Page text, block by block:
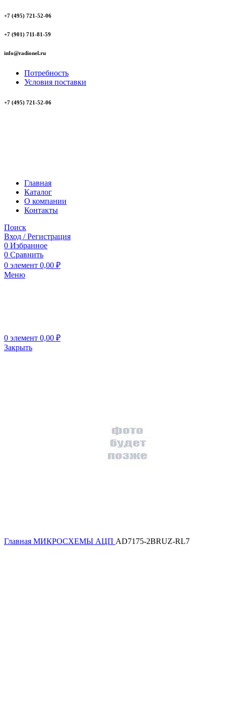
+7 (495) 721-52-06
+7 (901) 711-81-59
info@radionel.ru
Потребность
Условия поставки
+7 (495) 721-52-06
Главная
Каталог
О компании
Контакты
Поиск
Вход / Регистрация
0 Избранное
0 Сравнить
0 элемент 0,00 ₽
Меню
0 элемент 0,00 ₽
Закрыть
Главная МИКРОСХЕМЫ АЦП AD7175-2BRUZ-RL7